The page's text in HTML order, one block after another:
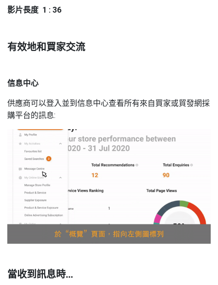
影片長度 1 : 36
有效地和買家交流
信息中心
供應商可以登入並到信息中心查看所有來自買家或貿發網採
購平台的訊息:
當收到訊息時…